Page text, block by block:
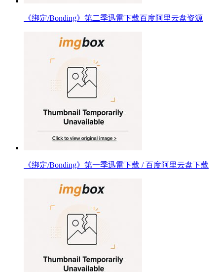
《绑定/Bonding》第二季迅雷下载百度阿里云盘资源
《绑定/Bonding》第一季迅雷下载 / 百度阿里云盘下载